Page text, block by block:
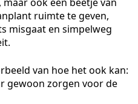
ruimte te geven,
misgaat en simpelweg
van hoe het ook kan:
gewoon zorgen voor de